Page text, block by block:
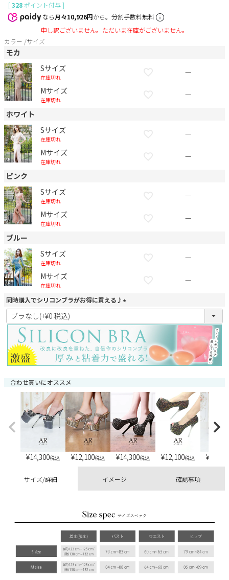
[328ポイント付与 ]
なら月々10,926円から。分割手数料無料
申し訳ございません。ただいま在庫がございません。
カラー サイズ
モカ
Sサイズ
在庫切れ
—
Mサイズ
在庫切れ
—
ホワイト
Sサイズ
在庫切れ
—
Mサイズ
在庫切れ
—
ピンク
Sサイズ
在庫切れ
—
Mサイズ
在庫切れ
—
ブルー
Sサイズ
在庫切れ
—
Mサイズ
在庫切れ
—
同時購入でシリコンブラがお得に買える♪
(
須
)
合わせ買いにオススメ
¥14,300税込 ¥12,100税込 ¥14,300税込 ¥12,100税込 ¥
サイズ/詳細 イメージ 確認事項